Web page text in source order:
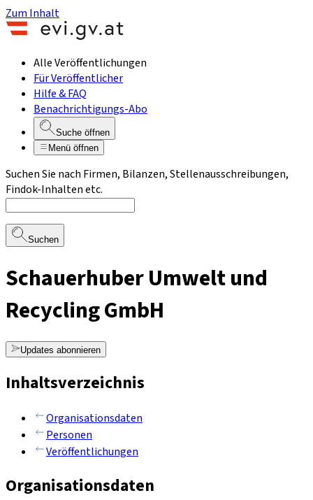
Zum Inhalt
Alle Veröffentlichungen
Für Veröffentlicher
Hilfe & FAQ
Benachrichtigungs-Abo
Suche öffnen
Menü öffnen
Suchen Sie nach Firmen, Bilanzen, Stellenausschreibungen,
Findok-Inhalten etc.
Suchen
Schauerhuber Umwelt und
Recycling GmbH
Updates abonnieren
Inhaltsverzeichnis
Organisationsdaten
Personen
Veröffentlichungen
Organisationsdaten